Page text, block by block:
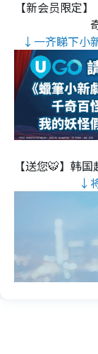
【新会员限定
↓一齐睇下小
【送您🐯】韩
↓